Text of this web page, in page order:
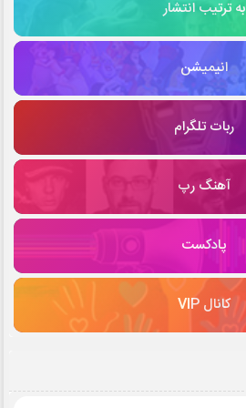
به ترتیب انتشار
انیمیشن
ربات تلگرام
آهنگ رپ
پادکست
کانال VIP